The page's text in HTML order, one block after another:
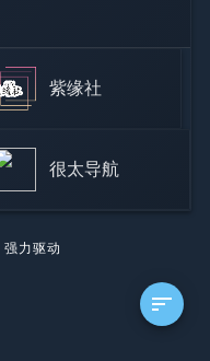
紫缘社
很太导航
强力驱动
sort